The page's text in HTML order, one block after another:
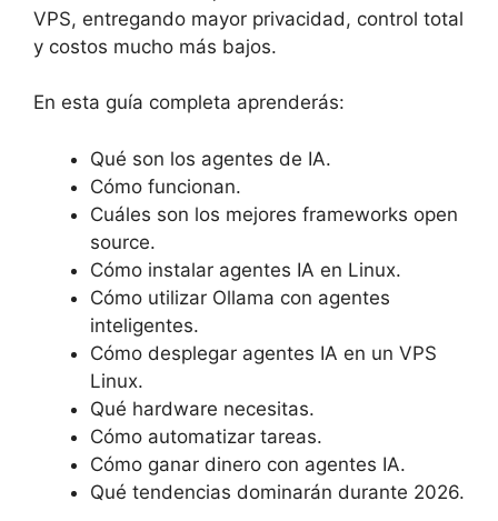
VPS, entregando mayor privacidad, control total
y costos mucho más bajos.
En esta guía completa aprenderás:
Qué son los agentes de IA.
Cómo funcionan.
Cuáles son los mejores frameworks open
source.
Cómo instalar agentes IA en Linux.
Cómo utilizar Ollama con agentes
inteligentes.
Cómo desplegar agentes IA en un VPS
Linux.
Qué hardware necesitas.
Cómo automatizar tareas.
Cómo ganar dinero con agentes IA.
Qué tendencias dominarán durante 2026.